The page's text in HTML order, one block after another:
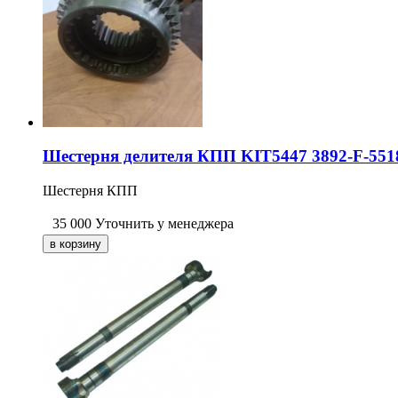
Шестерня делителя КПП KIT5447 3892-F-
Шестерня КПП
35 000 Уточнить у менеджера